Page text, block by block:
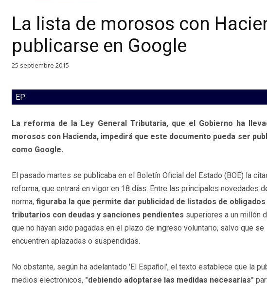
La lista de morosos con
publicarse en Google
25 septiembre 2015
EP
La reforma de la Ley General Tributaria, que el Gobierno ha
morosos con Hacienda, impedirá que este documento pueda ser
como Google.
El pasado martes se publicaba en el Boletín Oficial del Estado (BOE) la
reforma, que entrará en vigor en 18 días. Entre las principales novedades
norma, figuraba la que permite dar publicidad de listados de obligados
tributarios con deudas y sanciones pendientes superiores a un millón
que no hayan sido pagadas en el plazo de ingreso voluntario, salvo que se
encuentren aplazadas o suspendidas.
No obstante, según ha adelantado 'El Español', el texto establece que la
medios electrónicos, "debiendo adoptarse las medidas necesarias"